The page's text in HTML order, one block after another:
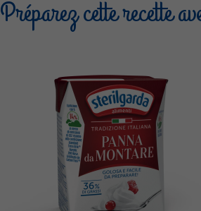
Préparez cette recette